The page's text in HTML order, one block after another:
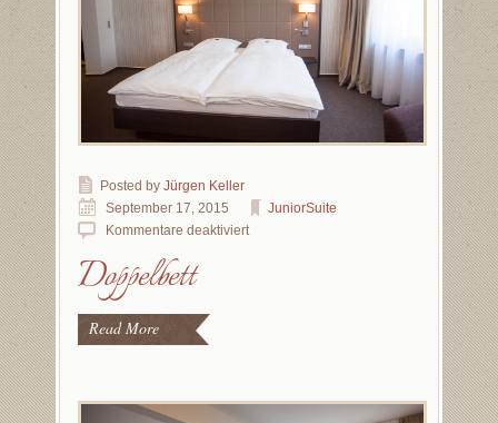
Posted by Jürgen Keller
September 17, 2015
JuniorSuite
Kommentare deaktiviert
Doppelbett
Read More